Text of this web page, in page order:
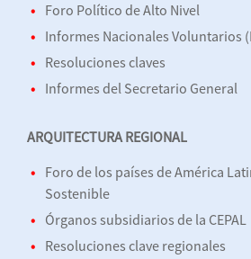
Foro Político de Alto Nivel
Informes Nacionales Voluntarios
Resoluciones claves
Informes del Secretario General
ARQUITECTURA REGIONAL
Foro de los países de América
Sostenible
Órganos subsidiarios de la CEPAL
Resoluciones clave regionales